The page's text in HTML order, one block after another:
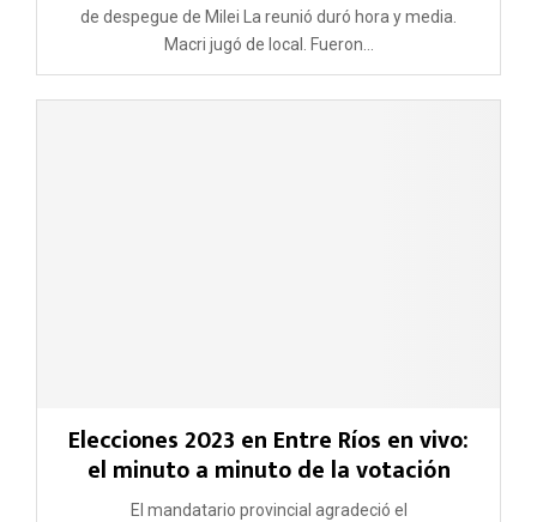
de despegue de Milei La reunió duró hora y media.
Macri jugó de local. Fueron...
Elecciones 2023 en Entre Ríos en vivo:
el minuto a minuto de la votación
El mandatario provincial agradeció el